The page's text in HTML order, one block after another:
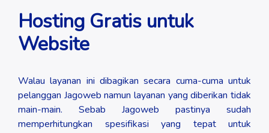
Hosting Gratis untuk
Website
Walau layanan ini dibagikan secara cuma-cuma untuk
pelanggan Jagoweb namun layanan yang diberikan tidak
main-main. Sebab Jagoweb pastinya sudah
memperhitungkan spesifikasi yang tepat untuk